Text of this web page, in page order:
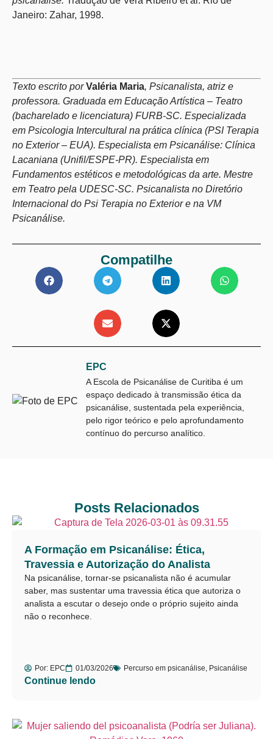
Janeiro: Zahar, 1998.
Texto escrito porValéria Maria, Psicanalista, atriz e
professora. Graduada em Educação Artística – Teatro
(bacharelado e licenciatura) FURB-SC. Especializada
em Psicologia Intercultural na prática clínica (PSI Terapia
no Exterior – EUA). Especialista em Psicanálise: Clínica
Lacaniana (Unifil/ESPE-PR). Especialista em
Fundamentos estéticos e metodológicas da arte. Mestre
em Teatro pela UDESC-SC. Psicanalista no Diretório
Internacional do Psi Terapia no Exterior e na VM
Psicanálise.
Compatilhe
EPC
A Escola de Psicanálise de Curitiba é um
espaço dedicado à transmissão ética da
psicanálise, sustentada pela experiência,
pelo rigor teórico e pelo aprofundamento
contínuo do percurso analítico.
Posts Relacionados
A Formação em Psicanálise: Ética,
Travessia e Autorização do Analista
Na psicanálise, tornar-se psicanalista não é acumular
saber, mas sustentar uma travessia ética que autoriza o
analista a escutar o desejo onde o próprio sujeito ainda
não o reconhece.
Por: EPC 01/03/2026 Percurso em psicanálise, Psicanálise
Continue lendo